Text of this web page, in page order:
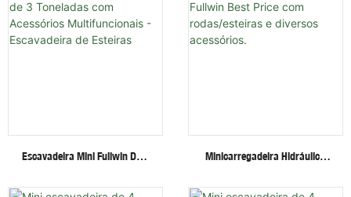
Escavadeira Mini Fullwin De 3
Multifuncionais - Escavadeira
Minicarregadeira Hidráulica
Rodas/esteiras E Diversos